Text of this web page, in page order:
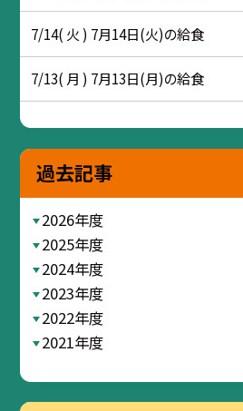
7/14( 火 ) 7月14日(火)の給食
7/13( 月 ) 7月13日(月)の給食
過去記事
2026年度
2025年度
2024年度
2023年度
2022年度
2021年度